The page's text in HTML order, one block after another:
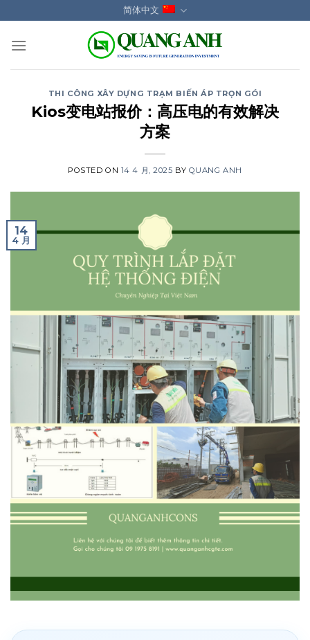
to
content
简体中文
THI CÔNG XÂY DỰNG TRẠM BIẾN ÁP TRỌN GÓI
Kios变电站报价：高压电的有效解决
方案
POSTED ON 14 4 月, 2025 BY QUANG ANH
14
4 月